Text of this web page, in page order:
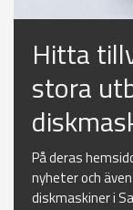
Hitta
stora
På deras
nyheter och
diskmaskiner i